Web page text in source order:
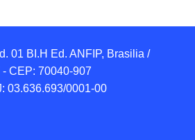
01 BI.H Ed. ANFIP, Brasilia /
- CEP: 70040-907
03.636.693/0001-00